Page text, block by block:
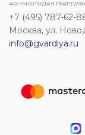
АО «МОЛОДАЯ ГВАРДИЯ»
+7 (495) 787-62-
Москва, ул.
info@gvardiya.ru